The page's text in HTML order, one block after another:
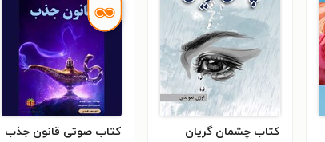
کتاب چشمان گریان
کتاب صوتی قانون جذب